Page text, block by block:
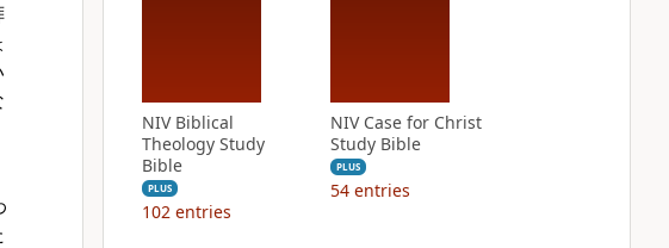
NIV Biblical
Theology Study
Bible
PLUS
102 entries
NIV Case for Christ
Study Bible
PLUS
54 entries